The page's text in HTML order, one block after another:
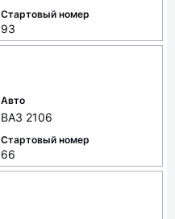
Стартовый номер
93
Авто
ВАЗ 2106
Стартовый номер
66